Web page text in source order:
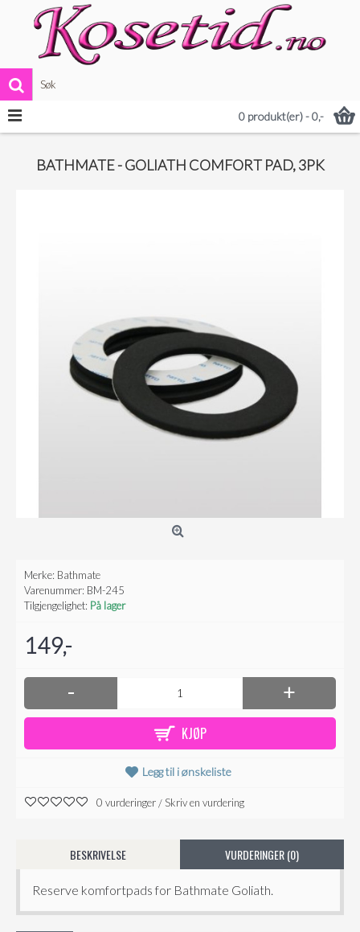
0 produkt(er) - 0,-
BATHMATE - GOLIATH COMFORT PAD, 3PK
Merke: Bathmate
Varenummer: BM-245
Tilgjengelighet: På lager
149,-
- +
KJØP
Legg til i ønskeliste
0 vurderinger/ Skriv en vurdering
BESKRIVELSE VURDERINGER (0)
Reserve komfortpads for Bathmate Goliath.